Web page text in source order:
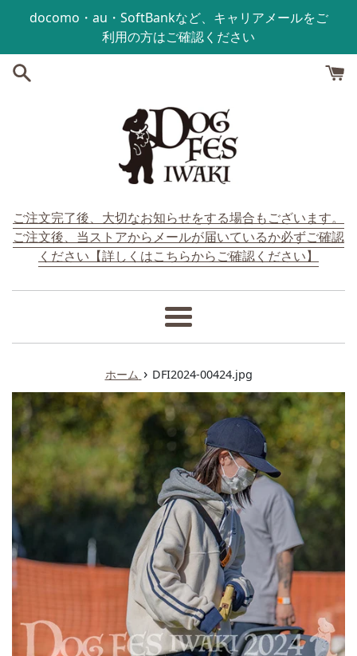
コンテンツにスキップする
docomo・au・SoftBankなど、キャリアメールをご
利用の方はご確認ください
ご注文完了後、大切なお知らせをする場合もございます。
ご注文後、当ストアからメールが届いているか必ずご確認
ください【詳しくはこちらからご確認ください】
メ
ニ
ー
ホーム › DFI2024-00424.jpg